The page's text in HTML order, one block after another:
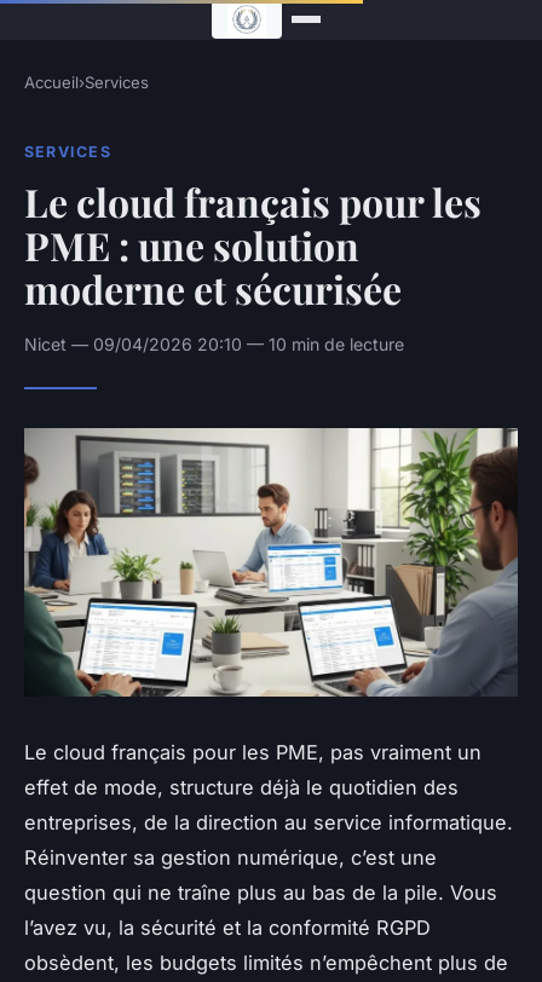
Accueil›Services
SERVICES
Le cloud français pour les
PME : une solution
moderne et sécurisée
Nicet — 09/04/2026 20:10 — 10 min de lecture
Le cloud français pour les PME, pas vraiment un
effet de mode, structure déjà le quotidien des
entreprises, de la direction au service informatique.
Réinventer sa gestion numérique, c’est une
question qui ne traîne plus au bas de la pile. Vous
l’avez vu, la sécurité et la conformité RGPD
obsèdent, les budgets limités n’empêchent plus de